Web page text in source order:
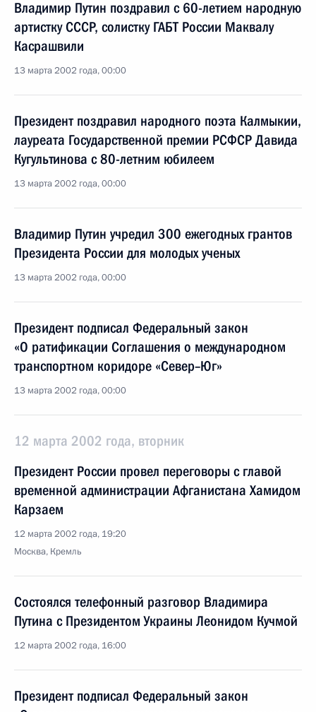
Владимир Путин поздравил с 60-летием народную
артистку СССР, солистку ГАБТ России Маквалу
Касрашвили
13 марта 2002 года, 00:00
Президент поздравил народного поэта Калмыкии,
лауреата Государственной премии РСФСР Давида
Кугультинова с 80-летним юбилеем
13 марта 2002 года, 00:00
Владимир Путин учредил 300 ежегодных грантов
Президента России для молодых ученых
13 марта 2002 года, 00:00
Президент подписал Федеральный закон
«О ратификации Соглашения о международном
транспортном коридоре «Север–Юг»
13 марта 2002 года, 00:00
12 марта 2002 года, вторник
Президент России провел переговоры с главой
временной администрации Афганистана Хамидом
Карзаем
12 марта 2002 года, 19:20
Москва, Кремль
Состоялся телефонный разговор Владимира
Путина с Президентом Украины Леонидом Кучмой
12 марта 2002 года, 16:00
Президент подписал Федеральный закон